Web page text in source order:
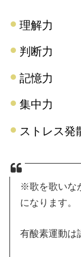
理解力
判断力
記憶力
集中力
ストレス発
※歌を歌いな
になります。
有酸素運動は